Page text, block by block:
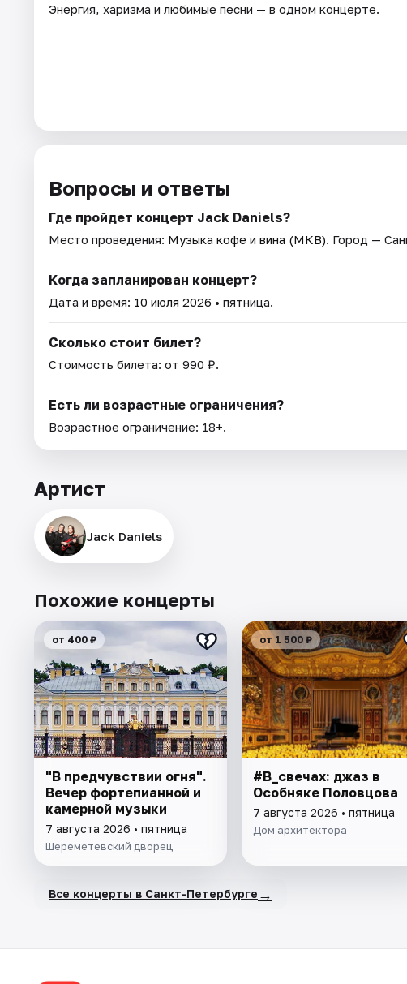
Энергия, харизма и любимые песни — в одном концерте.
Вопросы и ответы
Где пройдет концерт Jack Daniels?
Место проведения: Музыка кофе и вина (МКВ). Город —
Когда запланирован концерт?
Дата и время: 10 июля 2026 • пятница.
Сколько стоит билет?
Стоимость билета: от 990 ₽.
Есть ли возрастные ограничения?
Возрастное ограничение: 18+.
Артист
Jack Daniels
Похожие концерты
от 400 ₽
"В предчувствии огня".
Вечер фортепианной и
камерной музыки
7 августа 2026 • пятница
Шереметевский дворец
от 1 500 ₽
#В_свечах: джаз в
Особняке Половцова
7 августа 2026 • пятница
Дом архитектора
Все концерты в Санкт-Петербурге →